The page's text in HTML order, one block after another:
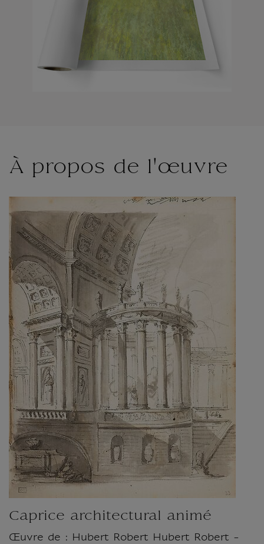
À propos de l'œuvre
Caprice architectural animé
Œuvre de : Hubert Robert Hubert Robert -